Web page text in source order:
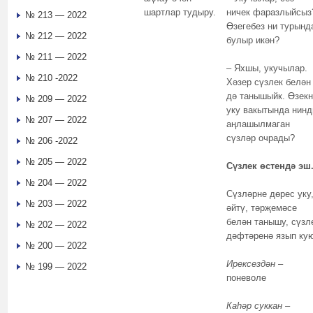
шартлар тудыру.
ничек
Өзегебез ни
булыр икән?
– Яхшы, укучылар.
Хәзер сүзлек белән
дә танышыйк.
уку вакытында
аңлашылмаган
сүзләр очрады?
Сүзлек өстендә эш.
Сүзләрне дөрес уку,
әйтү, тәрҗемәсе
белән танышу,
дәфтәренә язып
Ирексездән –
поневоле
Каһәр суккан –
№ 213 — 2022
№ 212 — 2022
№ 211 — 2022
№ 210 -2022
№ 209 — 2022
№ 207 — 2022
№ 206 -2022
№ 205 — 2022
№ 204 — 2022
№ 203 — 2022
№ 202 — 2022
№ 200 — 2022
№ 199 — 2022